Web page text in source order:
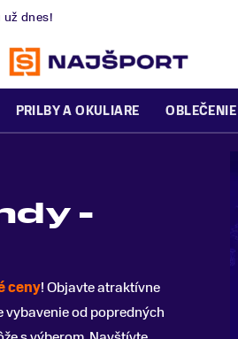
dnes!
PRILBY A OKULIARE OBLEČENIE
-
ceny! Objavte atraktívne
vybavenie od popredných